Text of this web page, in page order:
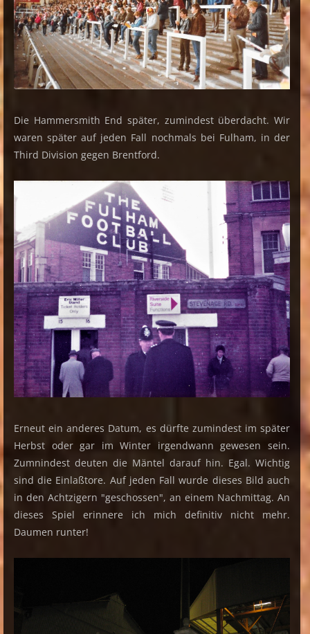
Die Hammersmith End später, zumindest überdacht. Wir
waren später auf jeden Fall nochmals bei Fulham, in der
Third Division gegen Brentford.
Erneut ein anderes Datum, es dürfte zumindest im später
Herbst oder gar im Winter irgendwann gewesen sein.
Zumnindest deuten die Mäntel darauf hin. Egal. Wichtig
sind die Einlaßtore. Auf jeden Fall wurde dieses Bild auch
in den Achtzigern "geschossen", an einem Nachmittag. An
dieses Spiel erinnere ich mich definitiv nicht mehr.
Daumen runter!